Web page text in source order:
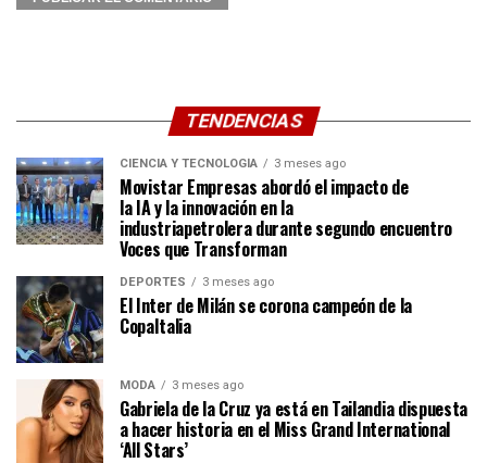
TENDENCIAS
CIENCIA Y TECNOLOGÍA 3 meses ago
Movistar Empresas abordó el impacto de
la IA y la innovación en la
industriapetrolera durante segundo encuentro
Voces que Transforman
DEPORTES 3 meses ago
El Inter de Milán se corona campeón de la
CopaItalia
MODA 3 meses ago
Gabriela de la Cruz ya está en Tailandia dispuesta
a hacer historia en el Miss Grand International
‘All Stars’